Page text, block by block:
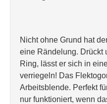
Nicht ohne Grund hat
eine Rändelung. Drückt
Ring, lässt er sich in
verriegeln! Das
Arbeitsblende. Perfekt
nur funktioniert, wenn